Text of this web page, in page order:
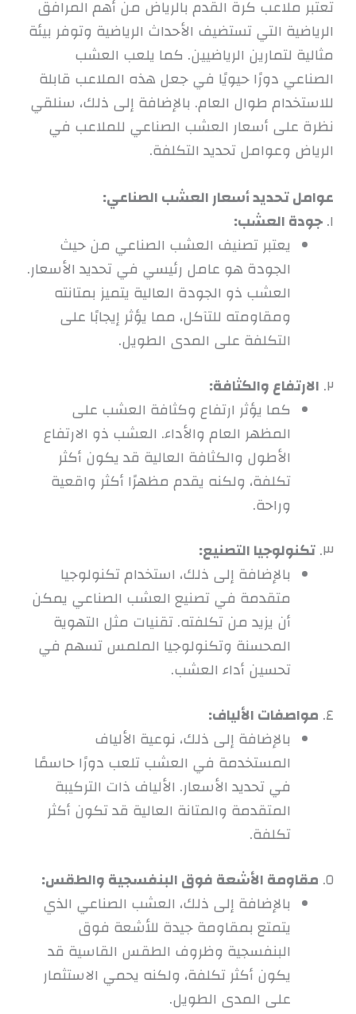
تعتبر ملاعب كرة القدم بالرياض من أهم المرافق
الرياضية التي تستضيف الأحداث الرياضية وتوفر بيئة
مثالية لتمارين الرياضيين. كما يلعب العشب
الصناعي دورًا حيويًا في جعل هذه الملاعب قابلة
للاستخدام طوال العام. بالإضافة إلى ذلك، سنلقي
نظرة على أسعار العشب الصناعي للملاعب في
الرياض وعوامل تحديد التكلفة.
عوامل تحديد أسعار العشب الصناعي:
١. جودة العشب:
يعتبر تصنيف العشب الصناعي من حيث
الجودة هو عامل رئيسي في تحديد الأسعار.
العشب ذو الجودة العالية يتميز بمتانته
ومقاومته للتآكل، مما يؤثر إيجابًا على
التكلفة على المدى الطويل.
٢. الارتفاع والكثافة:
كما يؤثر ارتفاع وكثافة العشب على
المظهر العام والأداء. العشب ذو الارتفاع
الأطول والكثافة العالية قد يكون أكثر
تكلفة، ولكنه يقدم مظهرًا أكثر واقعية
وراحة.
٣. تكنولوجيا التصنيع:
بالإضافة إلى ذلك، استخدام تكنولوجيا
متقدمة في تصنيع العشب الصناعي يمكن
أن يزيد من تكلفته. تقنيات مثل التهوية
المحسنة وتكنولوجيا الملمس تسهم في
تحسين أداء العشب.
٤. مواصفات الألياف:
بالإضافة إلى ذلك، نوعية الألياف
المستخدمة في العشب تلعب دورًا حاسمًا
في تحديد الأسعار. الألياف ذات التركيبة
المتقدمة والمتانة العالية قد تكون أكثر
تكلفة.
٥. مقاومة الأشعة فوق البنفسجية والطقس:
بالإضافة إلى ذلك، العشب الصناعي الذي
يتمتع بمقاومة جيدة للأشعة فوق
البنفسجية وظروف الطقس القاسية قد
يكون أكثر تكلفة، ولكنه يحمي الاستثمار
على المدى الطويل.